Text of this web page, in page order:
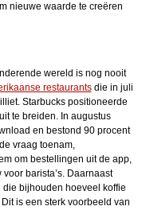
nieuwe waarde te creëren
wereld is nog nooit
restaurantsdie in juli
Starbucks positioneerde
te breiden. In augustus
en bestond 90 procent
vraag toenam,
om bestellingen uit de app,
barista’s. Daarnaast
bijhouden hoeveel koffie
is een sterk voorbeeld van